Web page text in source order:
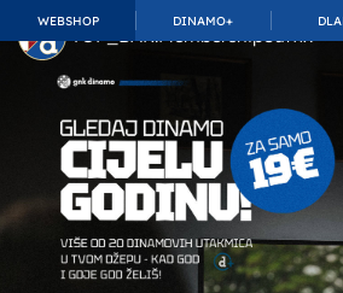
WEBSHOP DINAMO+
TOP_BAR.MembershipSuffix